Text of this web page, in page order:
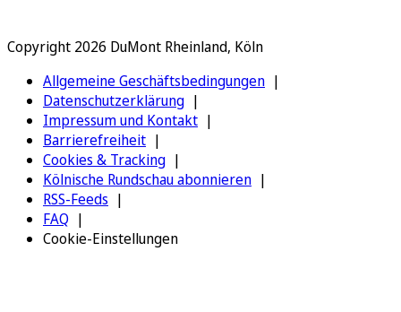
Copyright 2026 DuMont Rheinland, Köln
Allgemeine Geschäftsbedingungen
Datenschutzerklärung
Impressum und Kontakt
Barrierefreiheit
Cookies & Tracking
Kölnische Rundschau abonnieren
RSS-Feeds
FAQ
Cookie-Einstellungen